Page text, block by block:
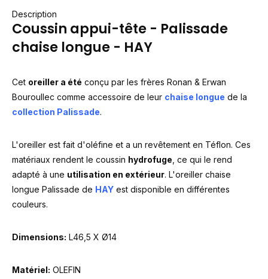
Description
Coussin appui-tête - Palissade
chaise longue - HAY
Cet oreiller a été conçu par les frères Ronan & Erwan
Bouroullec comme accessoire de leur chaise longue de la
collection Palissade.
L'oreiller est fait d'oléfine et a un revêtement en Téflon. Ces
matériaux rendent le coussin hydrofuge , ce qui le rend
adapté à une utilisation en extérieur. L'oreiller chaise
longue Palissade de HAY est disponible en différentes
couleurs.
Dimensions: L46,5 X Ø14
Matériel: OLEFIN